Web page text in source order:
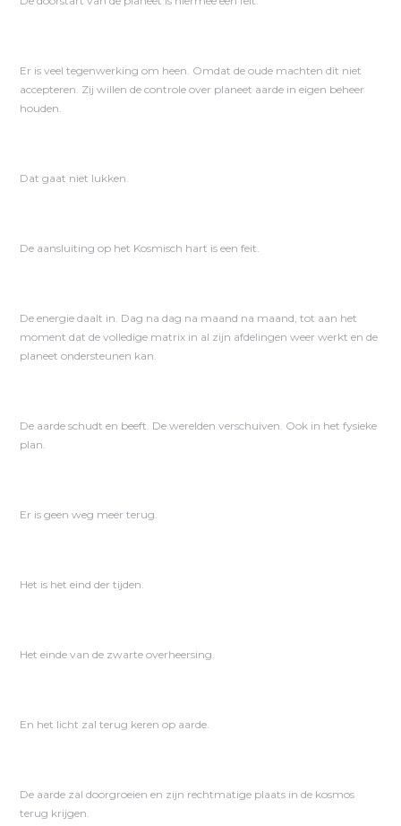
Er is veel tegenwerking om heen. Omdat de oude machten dit niet
accepteren. Zij willen de controle over planeet aarde in eigen beheer
houden.
Dat gaat niet lukken.
De aansluiting op het Kosmisch hart is een feit.
De energie daalt in. Dag na dag na maand na maand, tot aan het
moment dat de volledige matrix in al zijn afdelingen weer werkt en de
planeet ondersteunen kan.
De aarde schudt en beeft. De werelden verschuiven. Ook in het fysieke
plan.
Er is geen weg meer terug.
Het is het eind der tijden.
Het einde van de zwarte overheersing.
En het licht zal terug keren op aarde.
De aarde zal doorgroeien en zijn rechtmatige plaats in de kosmos
terug krijgen.